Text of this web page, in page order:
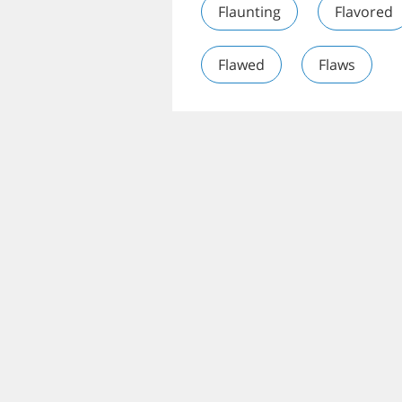
Flaunting Flavored
Flawed Flaws